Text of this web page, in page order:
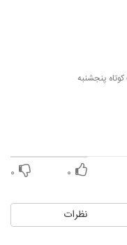
پنجشنبه
۰ ۰
نظرات